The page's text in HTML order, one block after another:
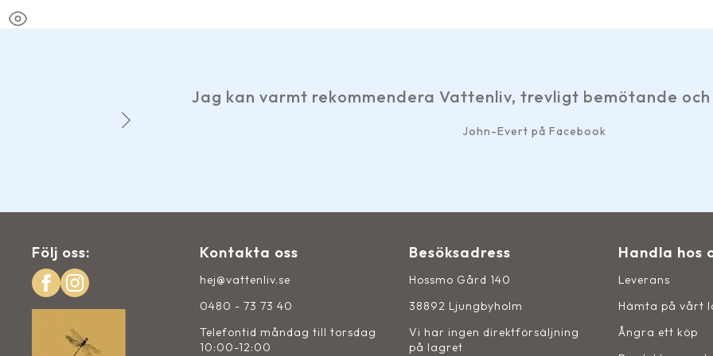
Jag kan varmt rekommendera Vattenliv, trevligt bemötande och snabb service. Tack.
Följ oss: Kontakta oss
hej@vattenliv.se
0480 - 73 73 40
Telefontid måndag till torsdag
10:00-12:00
Besöksadress
Hossmo Gård 140
38892 Ljungbyholm
Vi har ingen direktförsäljning
på lagret
Handla hos
Leverans
Hämta på vårt
Ångra ett köp